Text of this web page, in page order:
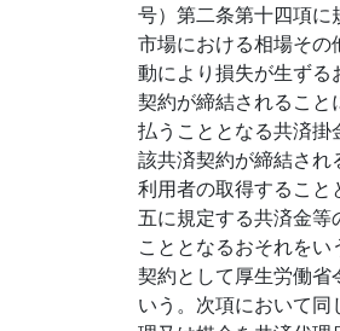
号）第二条第十四項に
市場における相場その
動により損失が生ずる
契約が締結されること
払うこととなる共済掛
該共済契約が締結され
利用者の取得すること
五に規定する共済金等
こととなるおそれを
契約として厚生労働省
いう。次項において